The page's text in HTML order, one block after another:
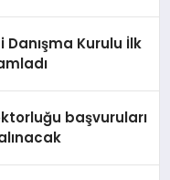
Kurulu İlk
başvuruları